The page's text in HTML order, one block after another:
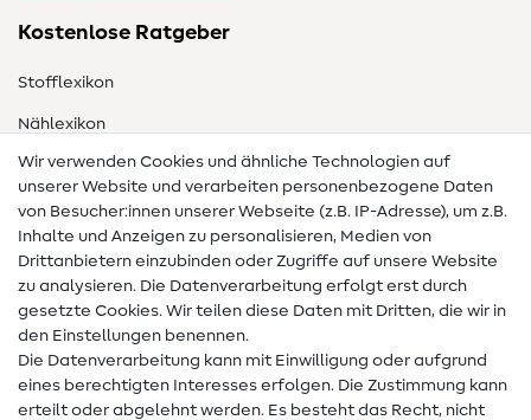
Kostenlose Ratgeber
Stofflexikon
Nählexikon
Nähanleitungen
Hilfe & Kontakt
Kontakt
Infos zum Betreiberwechsel
FAQ
Widerrufsrecht
Wir verwenden Cookies und ähnliche Technologien auf
unserer Website und verarbeiten personenbezogene Daten
von Besucher:innen unserer Webseite (z.B. IP-Adresse), um z.B.
Inhalte und Anzeigen zu personalisieren, Medien von
Drittanbietern einzubinden oder Zugriffe auf unsere Website
zu analysieren. Die Datenverarbeitung erfolgt erst durch
gesetzte Cookies. Wir teilen diese Daten mit Dritten, die wir in
den Einstellungen benennen.
Die Datenverarbeitung kann mit Einwilligung oder aufgrund
eines berechtigten Interesses erfolgen. Die Zustimmung kann
erteilt oder abgelehnt werden. Es besteht das Recht, nicht